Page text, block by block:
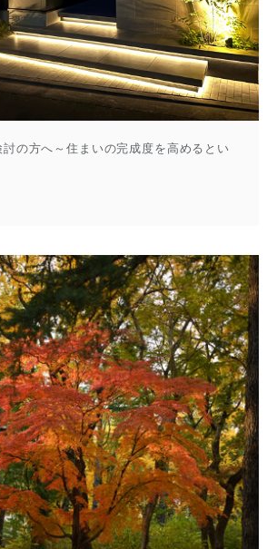
の方へ～住まいの完成度を高めるとい